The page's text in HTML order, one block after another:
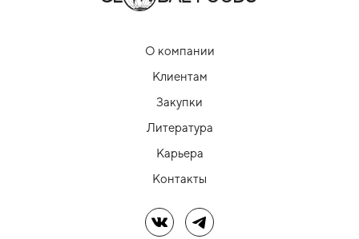
О компании
Клиентам
Закупки
Литература
Карьера
Контакты
Мы в ВКМы в Telegram